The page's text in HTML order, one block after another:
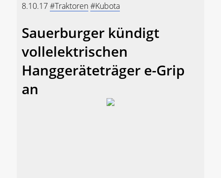
8.10.17#Traktoren#Kubota
Sauerburger kündigt
vollelektrischen
Hanggeräteträger e-Grip
an